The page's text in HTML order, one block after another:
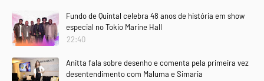
Fundo de Quintal celebra 48 anos de história em show
especial no Tokio Marine Hall
22:40
Anitta fala sobre desenho e comenta pela primeira vez
desentendimento com Maluma e Simaria